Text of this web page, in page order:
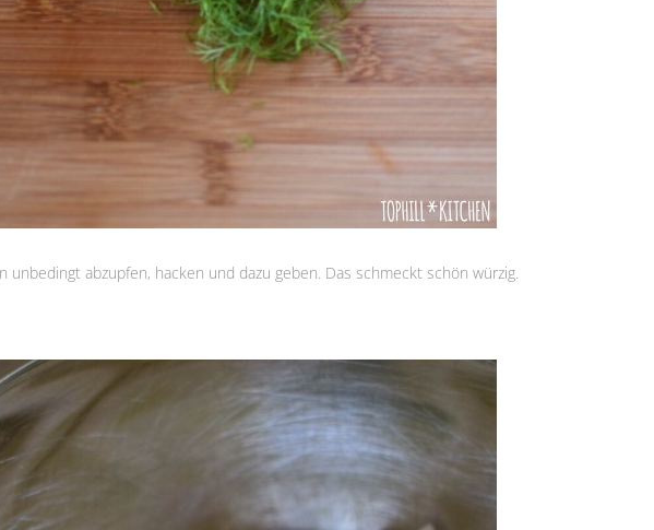
unbedingt abzupfen, hacken und dazu geben. Das schmeckt schön würzig.